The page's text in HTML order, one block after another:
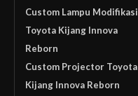
Custom Lampu Modifikasi
Toyota Kijang Innova
Reborn
Custom Projector Toyota
Kijang Innova Reborn